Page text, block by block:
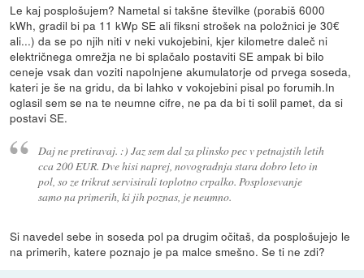
Le kaj posplošujem? Nametal si takšne številke (porabiš 6000
kWh, gradil bi pa 11 kWp SE ali fiksni strošek na položnici je 30€
ali...) da se po njih niti v neki vukojebini, kjer kilometre daleč ni
električnega omrežja ne bi splačalo postaviti SE ampak bi bilo
ceneje vsak dan voziti napolnjene akumulatorje od prvega soseda,
kateri je še na gridu, da bi lahko v vokojebini pisal po forumih.In
oglasil sem se na te neumne cifre, ne pa da bi ti solil pamet, da si
postavi SE.
Daj ne pretiravaj. :) Jaz sem dal za plinsko pec v petnajstih letih
cca 200 EUR. Dve hisi naprej, novogradnja stara dobro leto in
pol, so ze trikrat servisirali toplotno crpalko. Posplosevanje
samo na primerih, ki jih poznas, je neumno.
Si navedel sebe in soseda pol pa drugim očitaš, da posplošujejo le
na primerih, katere poznajo je pa malce smešno. Se ti ne zdi?